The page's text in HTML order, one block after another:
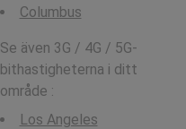
Columbus
Se även 3G / 4G / 5G-
bithastigheterna i ditt
område :
Los Angeles